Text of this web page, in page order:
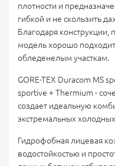
плотности и
гибкой и не скользить
Благодаря конструкции,
модель хорошо
обледенелым участкам.
GORE-TEX Duracom MS
sportive + Thermium - с
создает идеальную
экстремальных
Гидрофобная лицевая
водостойкостью и